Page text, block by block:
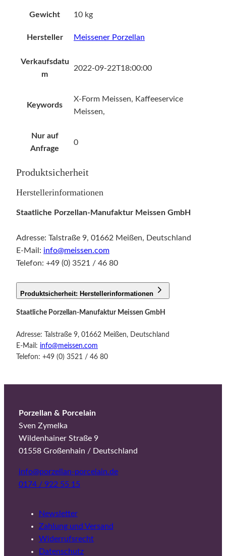
Gewicht 10 kg
Hersteller Meissener Porzellan
Verkaufsdatu
m
2022-09-22T18:00:00
Keywords
X-Form Meissen, Kaffeeservice
Meissen,
Nur auf
Anfrage
0
Produktsicherheit
Herstellerinformationen
Staatliche Porzellan-Manufaktur Meissen GmbH
Adresse: Talstraße 9, 01662 Meißen, Deutschland
E-Mail: info@meissen.com
Telefon: +49 (0) 3521 / 46 80
Produktsicherheit: Herstellerinformationen
Staatliche Porzellan-Manufaktur Meissen GmbH
Adresse: Talstraße 9, 01662 Meißen, Deutschland
E-Mail: info@meissen.com
Telefon: +49 (0) 3521 / 46 80
Porzellan & Porcelain
Sven Zymelka
Wildenhainer Straße 9
01558 Großenhain / Deutschland
info@porzellan-porcelain.de
0174 / 922 55 15
Newsletter
Zahlung und Versand
Widerrufsrecht
Datenschutz